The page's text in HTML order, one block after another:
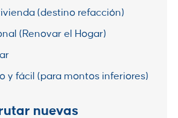
(destino refacción)
(Renovar el Hogar)
y fácil (para montos inferiores)
nuevas